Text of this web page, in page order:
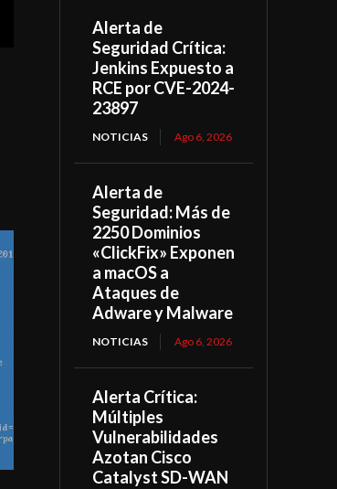
Alerta de
Seguridad Crítica:
Jenkins Expuesto a
RCE por CVE-2024-
23897
NOTICIAS Ago 6, 2026
Alerta de
Seguridad: Más de
2250 Dominios
«ClickFix» Exponen
a macOS a
Ataques de
Adware y Malware
NOTICIAS Ago 6, 2026
Alerta Crítica:
Múltiples
Vulnerabilidades
Azotan Cisco
Catalyst SD-WAN